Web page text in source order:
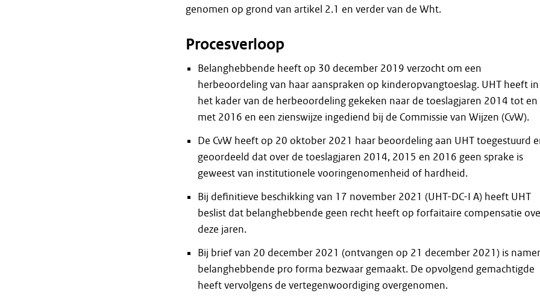
genomen op grond van artikel 2.1 en verder van de Wht.
Procesverloop
Belanghebbende heeft op 30 december 2019 verzocht om een
herbeoordeling van haar aanspraken op kinderopvangtoeslag. UHT heeft in
het kader van de herbeoordeling gekeken naar de toeslagjaren 2014 tot en
met 2016 en een zienswijze ingediend bij de Commissie van Wijzen (CvW).
De CvW heeft op 20 oktober 2021 haar beoordeling aan UHT toegestuurd
geoordeeld dat over de toeslagjaren 2014, 2015 en 2016 geen sprake is
geweest van institutionele vooringenomenheid of hardheid.
Bij definitieve beschikking van 17 november 2021 (UHT-DC-I A) heeft UHT
beslist dat belanghebbende geen recht heeft op forfaitaire compensatie
deze jaren.
Bij brief van 20 december 2021 (ontvangen op 21 december 2021) is
belanghebbende pro forma bezwaar gemaakt. De opvolgend gemachtigde
heeft vervolgens de vertegenwoordiging overgenomen.